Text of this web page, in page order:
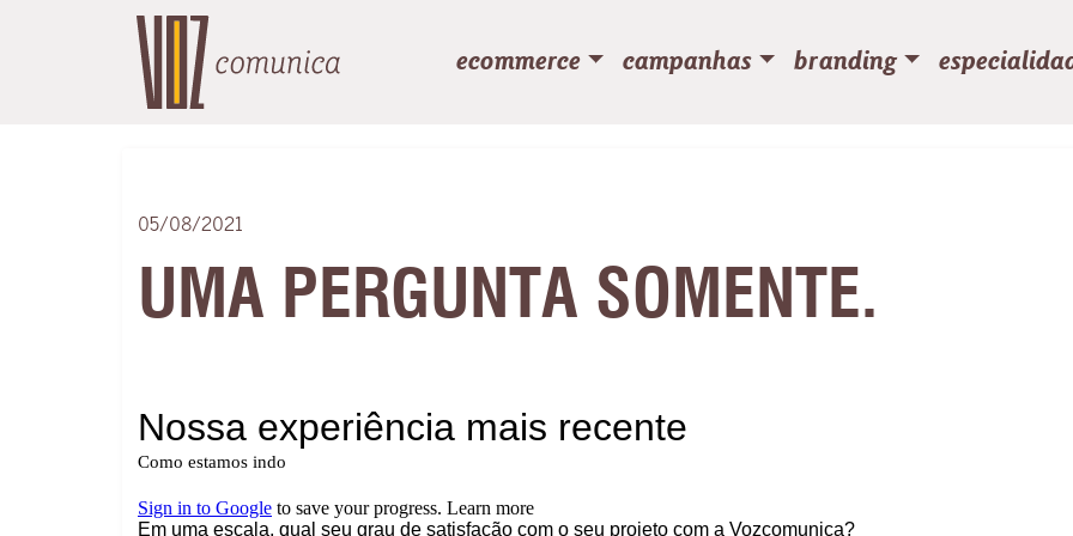
ecommerce campanhas branding
05/08/2021
UMA PERGUNTA SOMENTE.